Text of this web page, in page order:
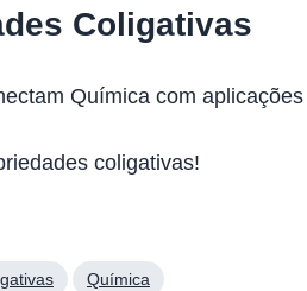
Coligativas
Química com
coligativas!
Química